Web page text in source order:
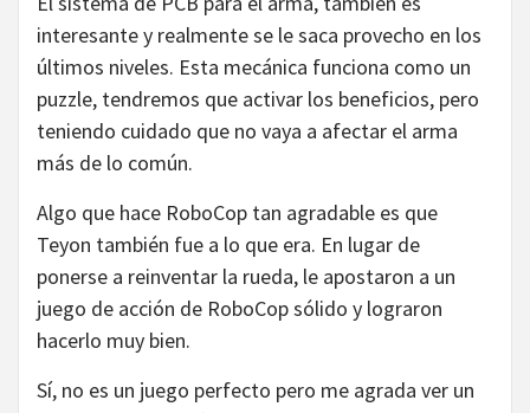
interesante y realmente se le saca provecho en los
últimos niveles. Esta mecánica funciona como un
puzzle, tendremos que activar los beneficios, pero
teniendo cuidado que no vaya a afectar el arma
más de lo común.
Algo que hace RoboCop tan agradable es que
Teyon también fue a lo que era. En lugar de
ponerse a reinventar la rueda, le apostaron a un
juego de acción de RoboCop sólido y lograron
hacerlo muy bien.
Sí, no es un juego perfecto pero me agrada ver un